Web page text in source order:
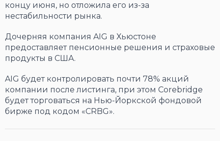
концу июня, но отложила его из-за
нестабильности рынка.
Дочерняя компания AIG в Хьюстоне
предоставляет пенсионные решения и страховые
продукты в США.
AIG будет контролировать почти 78% акций
компании после листинга, при этом Corebridge
будет торговаться на Нью-Йоркской фондовой
бирже под кодом «CRBG».